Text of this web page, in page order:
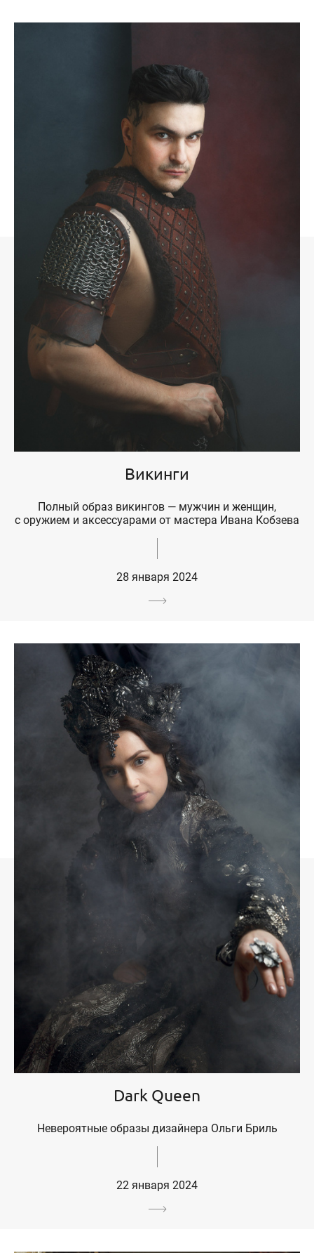
Викинги
Полный образ викингов — мужчин и женщин,
с оружием и аксессуарами от мастера Ивана Кобзева
28 января 2024
Dark Queen
Невероятные образы дизайнера Ольги Бриль
22 января 2024